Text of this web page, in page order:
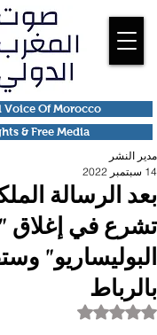
& Free Media
Of Morocco
بعد الرسالة
تشرع في إغلاق
البوليساريو"
بالرباط
مدير النشر
14 سبتمبر 2022
تم التقييم بـ ليس رقمًا من